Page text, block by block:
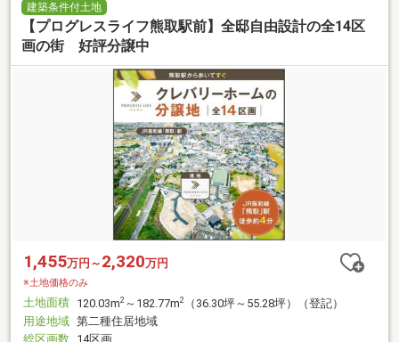
建築条件付土地
【プログレスライフ熊取駅前】全邸自由設計の全14区
画の街 好評分譲中
1,455万円～ 2,320万円
※土地価格のみ
土地面積 120.03m2 ～182.77m2
（36.30坪～55.28坪）（登記）
用途地域 第二種住居地域
総区画数 14区画